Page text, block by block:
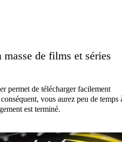
masse de films et séries
permet de télécharger facilement
vous aurez peu de temps
est terminé.